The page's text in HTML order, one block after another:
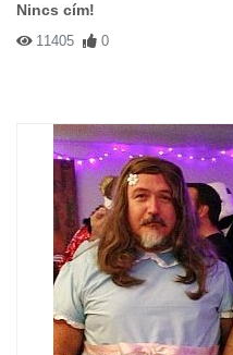
Nincs cím!
11405 0